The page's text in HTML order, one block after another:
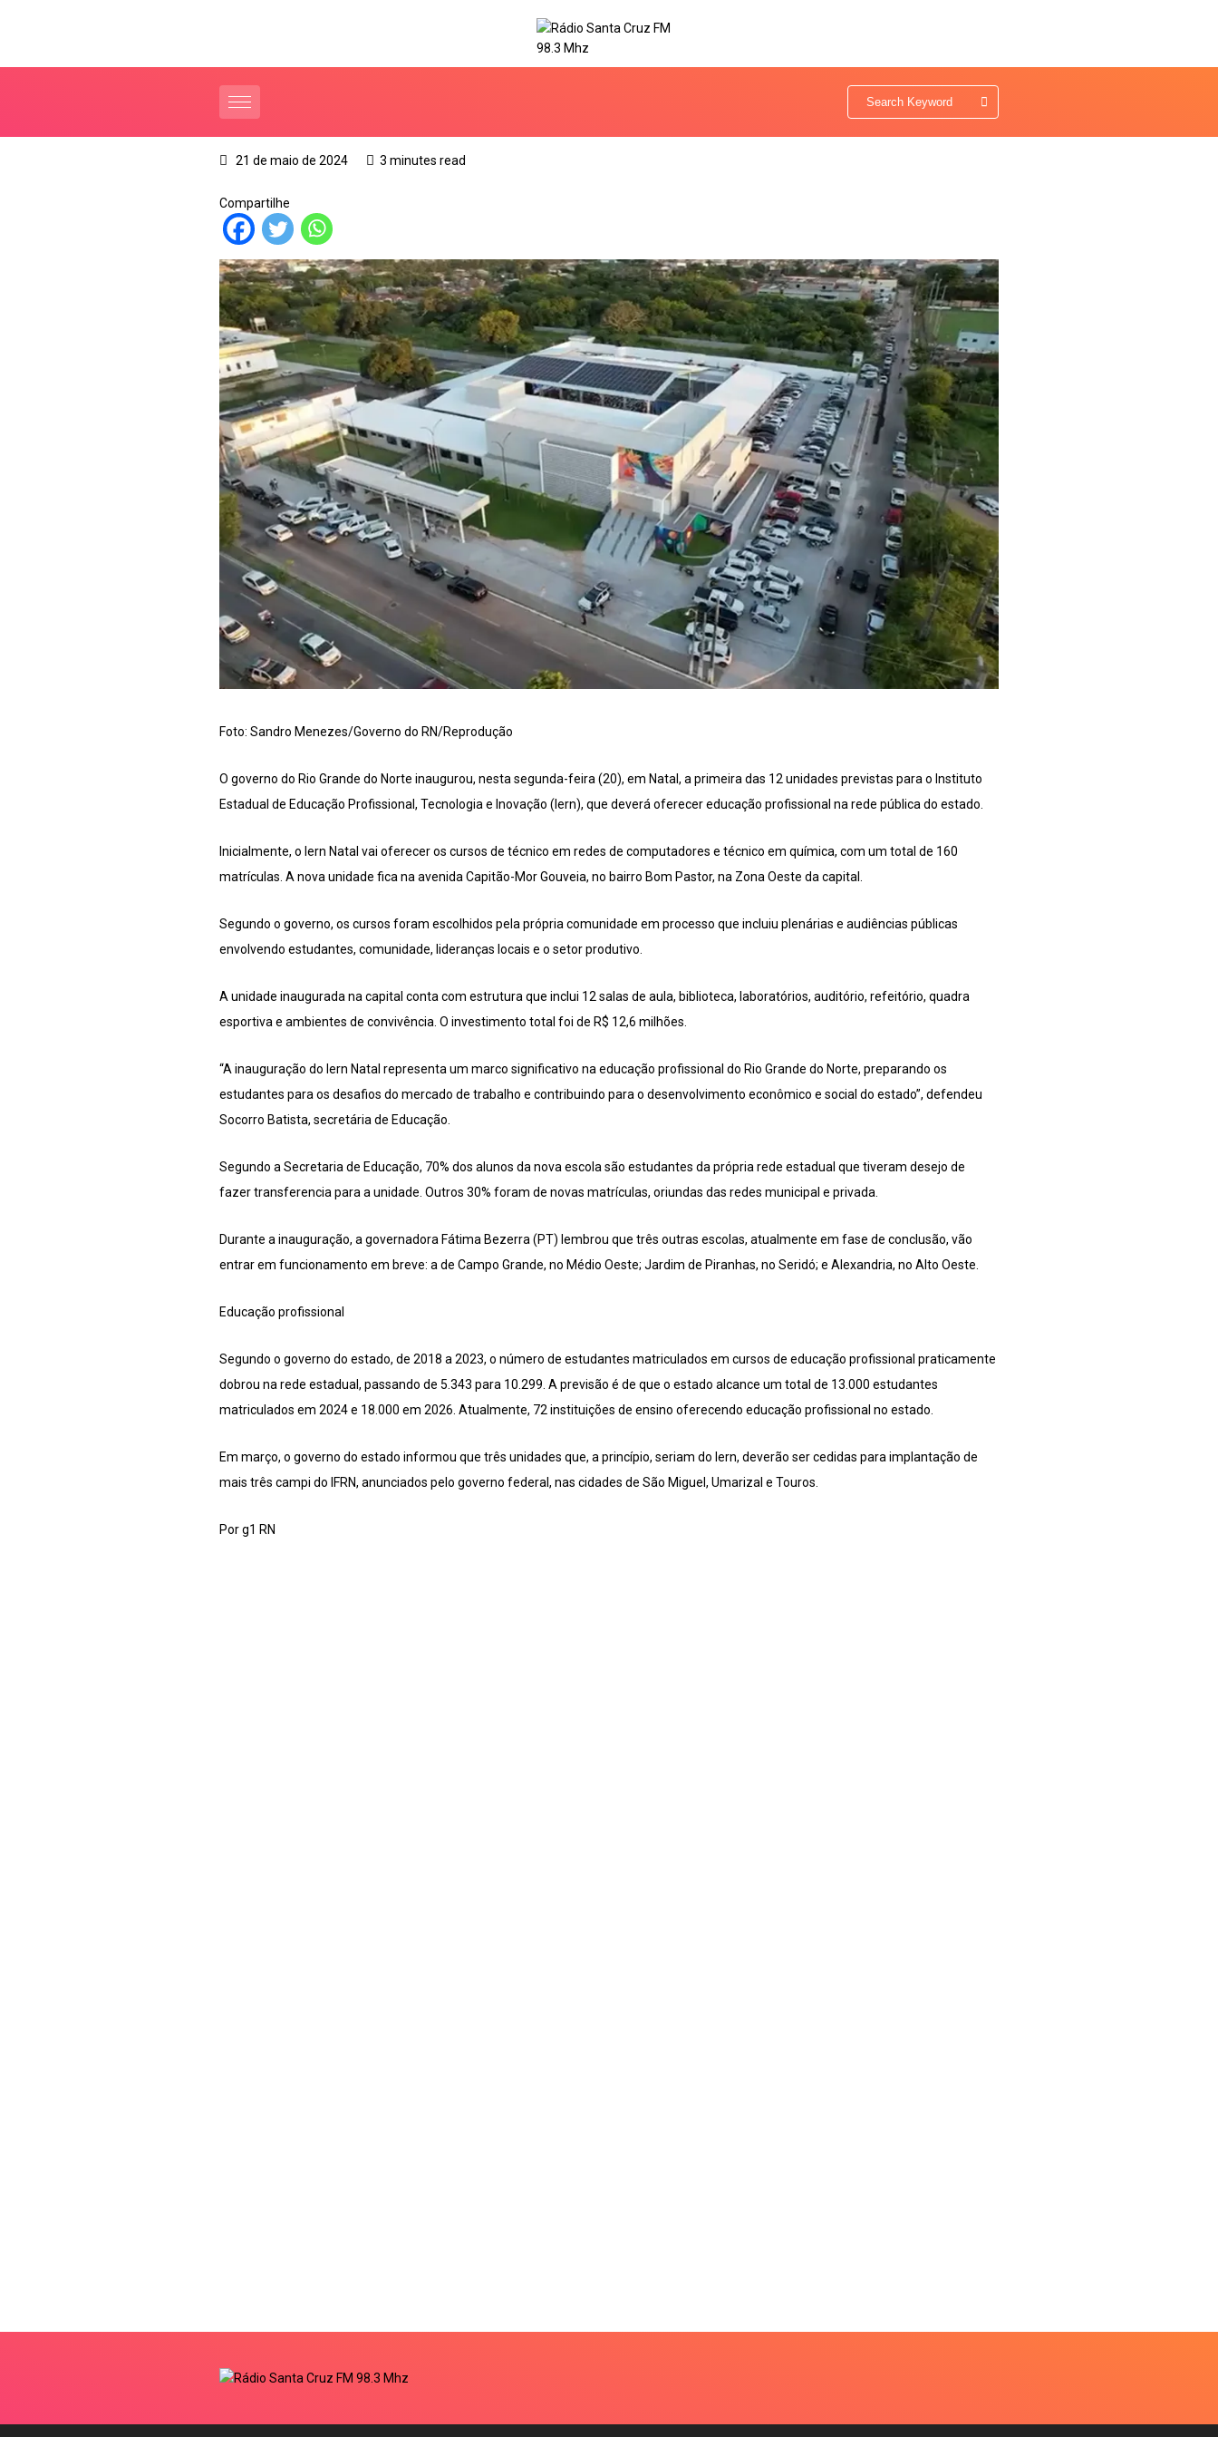
21 de maio de 2024 3 minutes read
Compartilhe
Foto: Sandro Menezes/Governo do RN/Reprodução
O governo do Rio Grande do Norte inaugurou, nesta segunda-feira (20), em Natal, a primeira das 12 unidades previstas para o Instituto
Estadual de Educação Profissional, Tecnologia e Inovação (Iern), que deverá oferecer educação profissional na rede pública do estado.
Inicialmente, o Iern Natal vai oferecer os cursos de técnico em redes de computadores e técnico em química, com um total de 160
matrículas. A nova unidade fica na avenida Capitão-Mor Gouveia, no bairro Bom Pastor, na Zona Oeste da capital.
Segundo o governo, os cursos foram escolhidos pela própria comunidade em processo que incluiu plenárias e audiências públicas
envolvendo estudantes, comunidade, lideranças locais e o setor produtivo.
A unidade inaugurada na capital conta com estrutura que inclui 12 salas de aula, biblioteca, laboratórios, auditório, refeitório, quadra
esportiva e ambientes de convivência. O investimento total foi de R$ 12,6 milhões.
“A inauguração do Iern Natal representa um marco significativo na educação profissional do Rio Grande do Norte, preparando os
estudantes para os desafios do mercado de trabalho e contribuindo para o desenvolvimento econômico e social do estado”, defendeu
Socorro Batista, secretária de Educação.
Segundo a Secretaria de Educação, 70% dos alunos da nova escola são estudantes da própria rede estadual que tiveram desejo de
fazer transferencia para a unidade. Outros 30% foram de novas matrículas, oriundas das redes municipal e privada.
Durante a inauguração, a governadora Fátima Bezerra (PT) lembrou que três outras escolas, atualmente em fase de conclusão, vão
entrar em funcionamento em breve: a de Campo Grande, no Médio Oeste; Jardim de Piranhas, no Seridó; e Alexandria, no Alto Oeste.
Educação profissional
Segundo o governo do estado, de 2018 a 2023, o número de estudantes matriculados em cursos de educação profissional praticamente
dobrou na rede estadual, passando de 5.343 para 10.299. A previsão é de que o estado alcance um total de 13.000 estudantes
matriculados em 2024 e 18.000 em 2026. Atualmente, 72 instituições de ensino oferecendo educação profissional no estado.
Em março, o governo do estado informou que três unidades que, a princípio, seriam do Iern, deverão ser cedidas para implantação de
mais três campi do IFRN, anunciados pelo governo federal, nas cidades de São Miguel, Umarizal e Touros.
Por g1 RN